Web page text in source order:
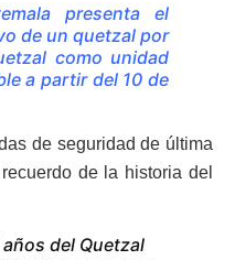
presenta el
de un quetzal por
como unidad
a partir del 10 de
de seguridad de última
de la historia del
del Quetzal